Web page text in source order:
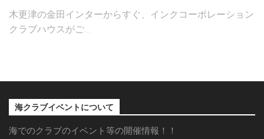
木更津の金田インターからすぐ、インクコーポレーション
クラブハウスがご...
海クラブイベントについて
海でのクラブのイベント等の開催情報！！